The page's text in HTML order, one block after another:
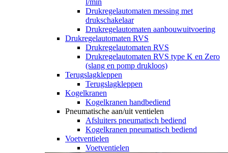
l/min
Drukregelautomaten messing met
drukschakelaar
Drukregelautomaten aanbouwuitvoering
Drukregelautomaten RVS
Drukregelautomaten RVS
Drukregelautomaten RVS type K en Zero
(slang en pomp drukloos)
Terugslagkleppen
Terugslagkleppen
Kogelkranen
Kogelkranen handbediend
Pneumatische aan/uit ventielen
Afsluiters pneumatisch bediend
Kogelkranen pneumatisch bediend
Voetventielen
Voetventielen